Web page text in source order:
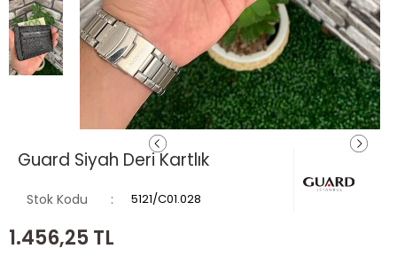
Guard Siyah Deri Kartlık
Stok Kodu 5121/C01.028
1.456,25 TL